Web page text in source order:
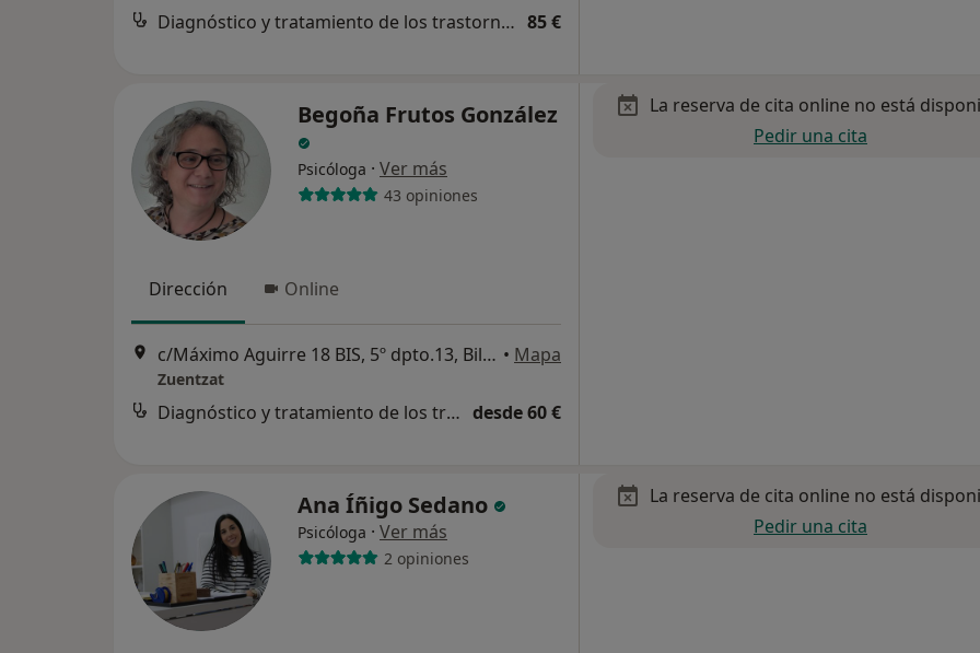
Diagnóstico y tratamiento de los trastornos depresivos 85 €
Begoña Frutos González
Psicóloga · Ver más
43 opiniones
Dirección Online
c/Máximo Aguirre 18 BIS, 5º dpto.13, Bilbao • Mapa
Zuentzat
Diagnóstico y tratamiento de los trastornos depresivos desde 60 €
La reserva de cita online no está
Pedir una cita
Ana Íñigo Sedano
Psicóloga · Ver más
2 opiniones
La reserva de cita online no está
Pedir una cita